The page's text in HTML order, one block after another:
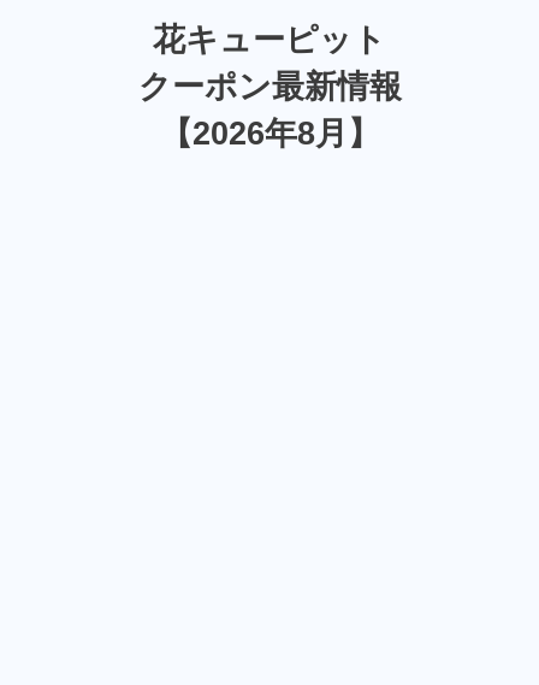
花キューピット
クーポン最新情報
【2026年8月】